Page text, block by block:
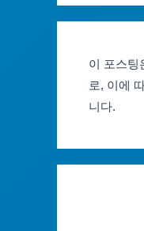
세종
강원도
대구
광주
이 포스팅
로, 이에
니다.